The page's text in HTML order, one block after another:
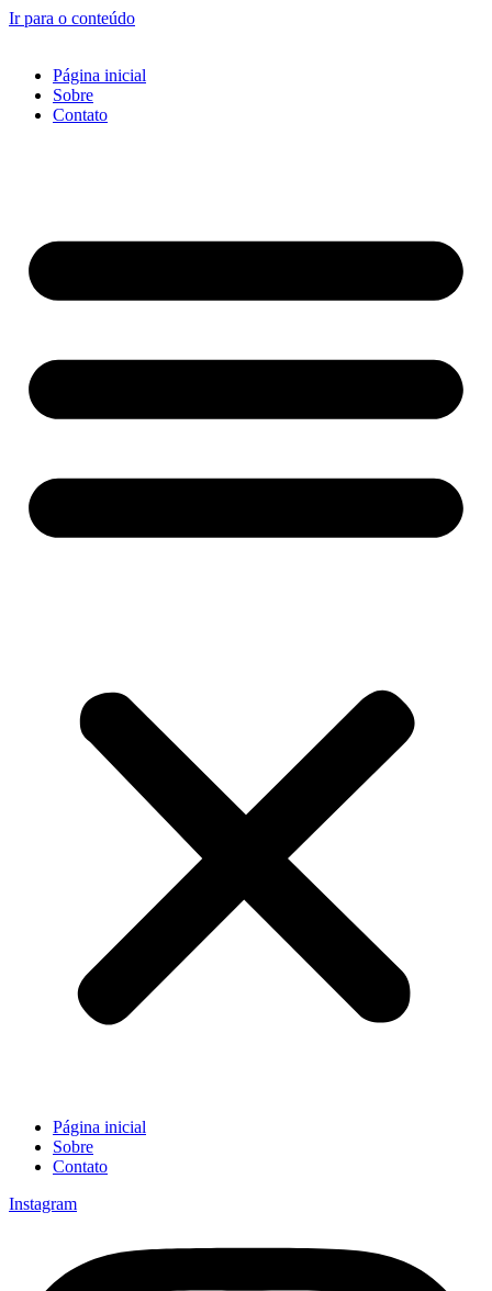
Ir para o conteúdo
Página inicial
Sobre
Contato
Página inicial
Sobre
Contato
Instagram